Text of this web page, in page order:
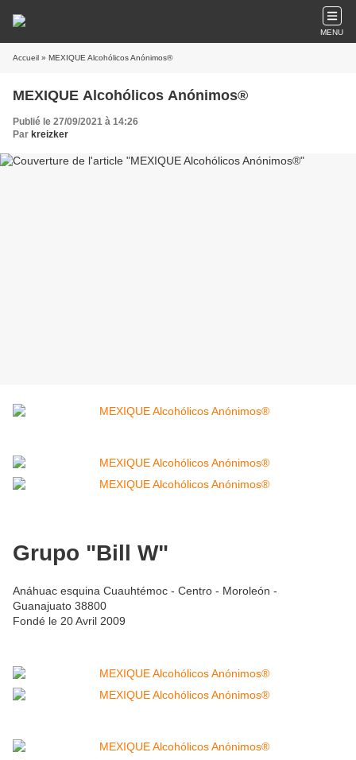
MENU
Accueil » MEXIQUE Alcohólicos Anónimos®
MEXIQUE Alcohólicos Anónimos®
Publié le 27/09/2021 à 14:26
Par kreizker
Grupo "Bill W"
Anáhuac esquina Cuauhtémoc - Centro - Moroleón -
Guanajuato 38800
Fondé le 20 Avril 2009